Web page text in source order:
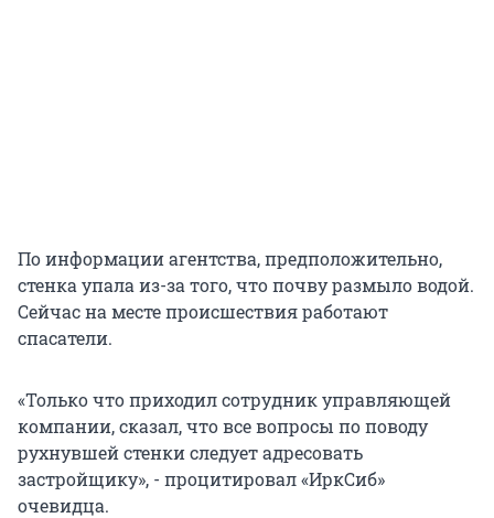
По информации агентства, предположительно,
стенка упала из-за того, что почву размыло водой.
Сейчас на месте происшествия работают
спасатели.
«Только что приходил сотрудник управляющей
компании, сказал, что все вопросы по поводу
рухнувшей стенки следует адресовать
застройщику», - процитировал «ИркСиб»
очевидца.